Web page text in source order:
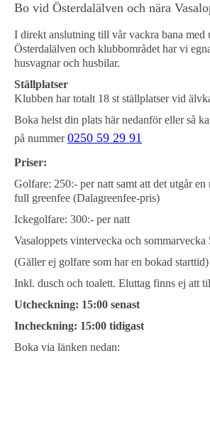
Bo vid Österdalälven och nära
I direkt anslutning till vår vackra bana med
Österdalälven och klubbområdet har vi
husvagnar och husbilar.
Ställplatser
Klubben har totalt 18 st ställplatser vid
Boka helst din plats här nedanför eller så
på nummer0250 59 29 91
Priser:
Golfare: 250:- per natt samt att det utgår en
full greenfee (Dalagreenfee-pris)
Ickegolfare: 300:- per natt
Vasaloppets vintervecka och sommarvecka
(Gäller ej golfare som har en bokad starttid)
Inkl. dusch och toalett. Eluttag finns ej att
Utcheckning: 15:00 senast
Incheckning: 15:00 tidigast
Boka via länken nedan: